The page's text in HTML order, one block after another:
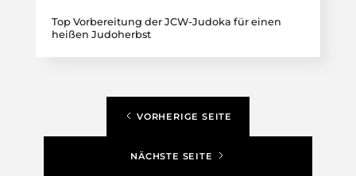
Top Vorbereitung der JCW-Judoka für einen
heißen Judoherbst
VORHERIGE SEITE
NÄCHSTE SEITE